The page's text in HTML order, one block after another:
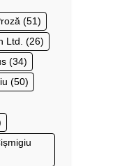
(51)
Ltd. (26)
(34)
(50)